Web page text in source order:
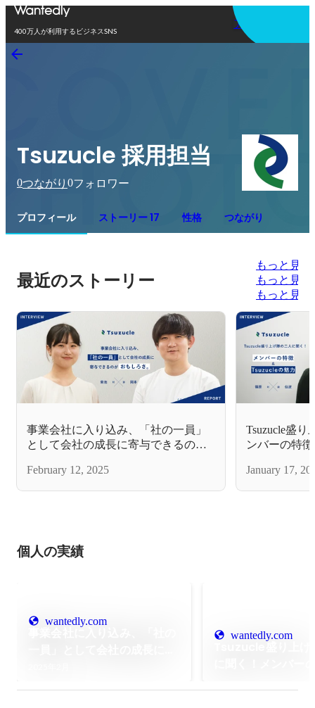
400万人が利用するビジネスSNS
アプリを使う
Tsuzucle 採用担当
0つながり 0フォロワー
プロフィール ストーリー 17 性格 つながり
最近のストーリー
もっと見る
もっと見る
もっと見る
事業会社に入り込み、「社の一員」
として会社の成長に寄与できるのが
February 12, 2025
Tsuzucle盛り
ンバーの特
January 17,
個人の実績
wantedly.com
wantedly.com